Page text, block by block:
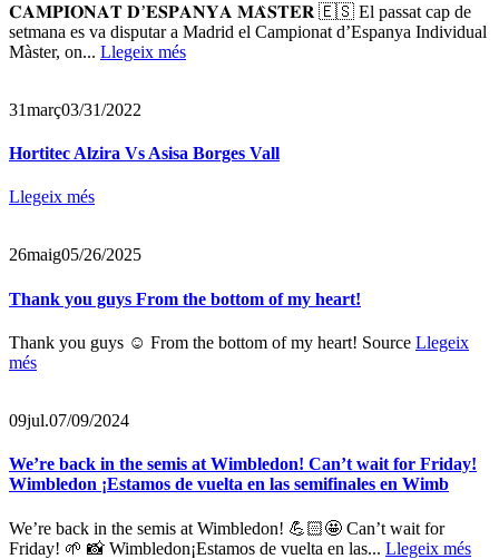
𝐂𝐀𝐌𝐏𝐈𝐎𝐍𝐀𝐓 𝐃’𝐄𝐒𝐏𝐀𝐍𝐘𝐀 𝐌𝐀̀𝐒𝐓𝐄𝐑 🇪🇸 El passat cap de
setmana es va disputar a Madrid el Campionat d’Espanya Individual
Màster, on... Llegeix més
31març03/31/2022
Hortitec Alzira Vs Asisa Borges Vall
Llegeix més
26maig05/26/2025
Thank you guys From the bottom of my heart!
Thank you guys ☺️ From the bottom of my heart! Source Llegeix
més
09jul.07/09/2024
We’re back in the semis at Wimbledon! Can’t wait for Friday!
Wimbledon ¡Estamos de vuelta en las semifinales en Wimb
We’re back in the semis at Wimbledon! 💪🏻🤩 Can’t wait for
Friday! 🌱 📸 Wimbledon¡Estamos de vuelta en las... Llegeix més